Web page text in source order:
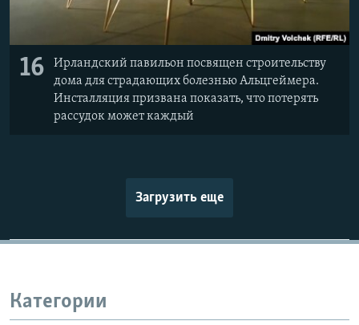
16
Ирландский павильон посвящен строительству
дома для страдающих болезнью Альцгеймера.
Инсталляция призвана показать, что потерять
рассудок может каждый
Загрузить еще
Категории